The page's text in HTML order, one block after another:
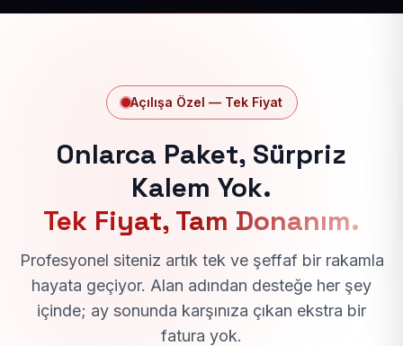
Açılışa Özel — Tek Fiyat
Onlarca Paket, Sürpriz
Kalem Yok.
Tek Fiyat, Tam Donanım.
Profesyonel siteniz artık tek ve şeffaf bir rakamla
hayata geçiyor. Alan adından desteğe her şey
içinde; ay sonunda karşınıza çıkan ekstra bir
fatura yok.